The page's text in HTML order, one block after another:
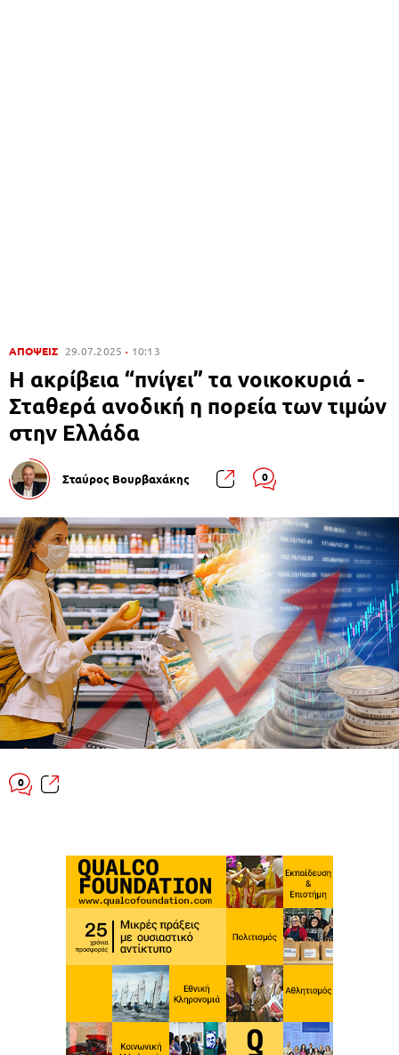
ΑΠΟΨΕΙΣ 29.07.2025 10:13
Η ακρίβεια “πνίγει” τα νοικοκυριά -
Σταθερά ανοδική η πορεία των τιμών
στην Ελλάδα
Σταύρος Βουρβαχάκης 0
0